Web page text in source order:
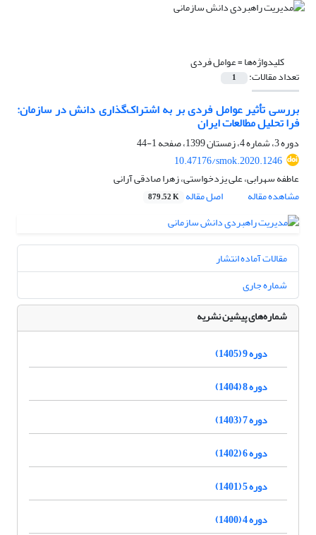
کلیدواژه‌ها =عوامل فردی
تعداد مقالات: 1
بررسی تأثیر عوامل فردی بر به اشتراک‌گذاری دانش در سازمان:
فرا تحلیل مطالعات ایران
دوره 3، شماره 4، زمستان 1399، صفحه
1-44
10.47176/smok.2020.1246
عاطفه سهرابی، علی یزدخواستی، زهرا صادقی آرانی
مشاهده مقاله
اصل مقاله 879.52 K
مقالات آماده انتشار
شماره جاری
شماره‌های پیشین نشریه
دوره 9 (1405)
دوره 8 (1404)
دوره 7 (1403)
دوره 6 (1402)
دوره 5 (1401)
دوره 4 (1400)